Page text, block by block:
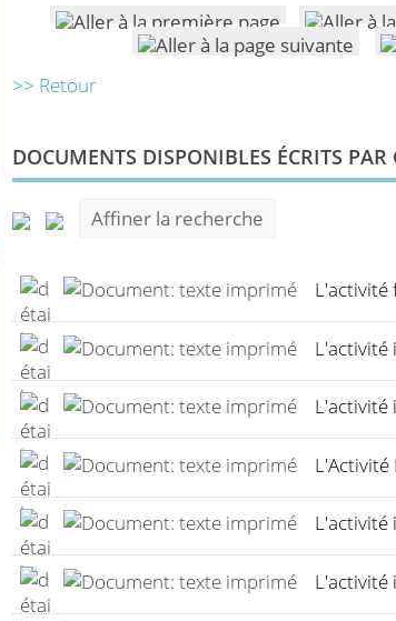
>> Retour
DOCUMENTS DISPONIBLES ÉCRITS PAR
Affiner la recherche
L'activité
L'activité
L'activité
L'activité
L'activité